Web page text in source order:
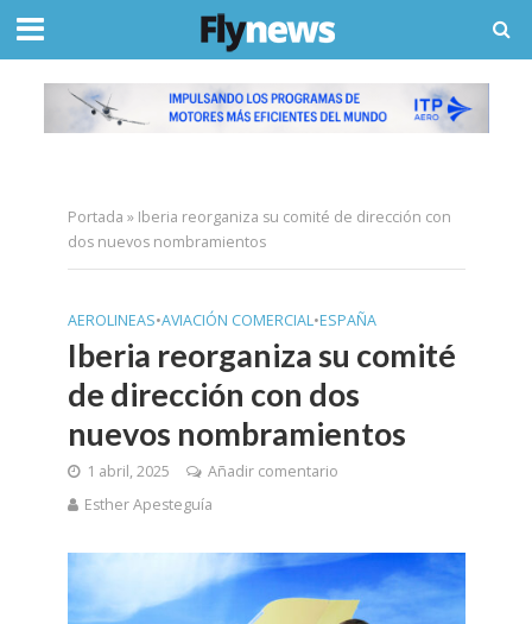
Portada » Iberia reorganiza su comité de dirección con
dos nuevos nombramientos
AEROLINEAS•AVIACIÓN COMERCIAL•ESPAÑA
Iberia reorganiza su comité
de dirección con dos
nuevos nombramientos
1 abril, 2025
Añadir comentario
Esther Apesteguía